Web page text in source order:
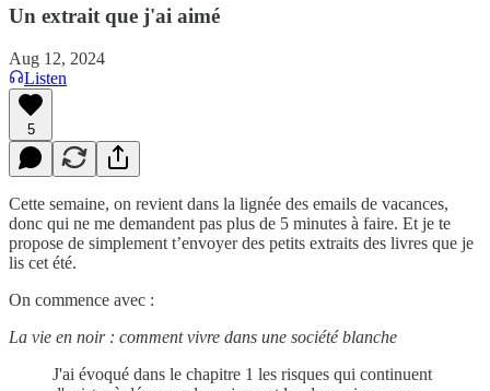
Un extrait que j'ai aimé
Aug 12, 2024
Listen
5
Cette semaine, on revient dans la lignée des emails de vacances,
donc qui ne me demandent pas plus de 5 minutes à faire. Et je te
propose de simplement t’envoyer des petits extraits des livres que je
lis cet été.
On commence avec :
La vie en noir : comment vivre dans une société blanche
J'ai évoqué dans le chapitre 1 les risques qui continuent